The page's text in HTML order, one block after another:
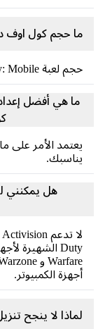
ما حجم كول اوف
حجم لعبة Call of Duty: Mobile يبلغ حوالي 2.4 جيجابايت.
ما هي أفضل
يعتمد الأمر على ما
يناسبك.
هل يمكنني
أجهزة الكمبيوتر.
لماذا لا ينجح